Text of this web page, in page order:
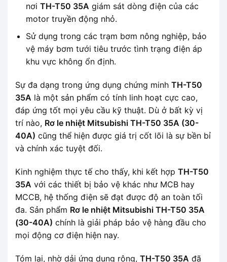
nơi TH-T50 35A giám sát dòng điện của các
motor truyền động nhỏ.
Sử dụng trong các trạm bơm nông nghiệp, bảo
vệ máy bơm tưới tiêu trước tình trạng điện áp
khu vực không ổn định.
Sự đa dạng trong ứng dụng chứng minh TH-T50
35A là một sản phẩm có tính linh hoạt cực cao,
đáp ứng tốt mọi yêu cầu kỹ thuật. Dù ở bất kỳ vị
trí nào, Rơ le nhiệt Mitsubishi TH-T50 35A (30-
40A) cũng thể hiện được giá trị cốt lõi là sự bền bỉ
và chính xác tuyệt đối.
Kinh nghiệm thực tế cho thấy, khi kết hợp TH-T50
35A với các thiết bị bảo vệ khác như MCB hay
MCCB, hệ thống điện sẽ đạt được độ an toàn tối
đa. Sản phẩm Rơ le nhiệt Mitsubishi TH-T50 35A
(30-40A) chính là giải pháp bảo vệ hàng đầu cho
mọi động cơ điện hiện nay.
Tóm lại, nhờ dải ứng dụng rộng, TH-T50 35A đã